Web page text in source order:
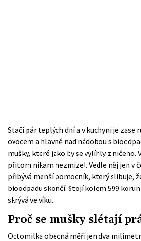
Stačí pár teplých dní a v kuchyni je zase
ovocem a hlavně nad nádobou s
mušky, které jako by se vylíhly z ničeho.
přitom nikam nezmizel. Vedle něj jen v
přibývá menší pomocník, který slibuje,
bioodpadu skončí. Stojí kolem 599
skrývá ve víku.
Proč se mušky slétají
Octomilka obecná měří jen dva